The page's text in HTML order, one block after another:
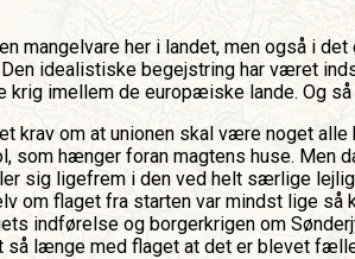
mangelvare her i landet, men også i
idealistiske begejstring har været
imellem de europæiske lande. Og
krav om at unionen skal være noget
hænger foran magtens huse. Men
sig ligefrem i den ved helt særlige
om flaget fra starten var mindst lige
indførelse og borgerkrigen om
så længe med flaget at det er blevet